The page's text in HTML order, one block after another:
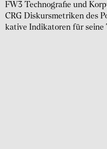
FW3 Tech­no­gra­fie und
CRG Diskurs­me­tri­ken des
ka­tive Indi­ka­to­ren für seine